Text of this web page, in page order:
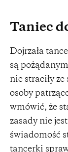
Taniec
Dojrzała
są
nie straciły
osoby
wmówić, że
zasady nie
świadomość
tancerki